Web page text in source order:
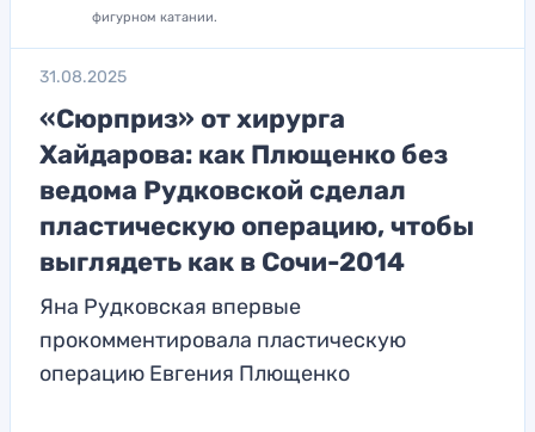
фигурном катании.
31.08.2025
«Сюрприз» от хирурга
Хайдарова: как Плющенко без
ведома Рудковской сделал
пластическую операцию, чтобы
выглядеть как в Сочи-2014
Яна Рудковская впервые
прокомментировала пластическую
операцию Евгения Плющенко